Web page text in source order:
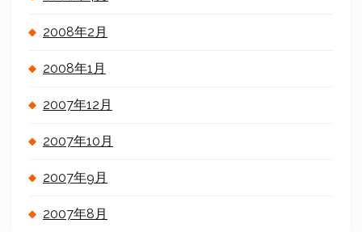
2008年2月
2008年1月
2007年12月
2007年10月
2007年9月
2007年8月